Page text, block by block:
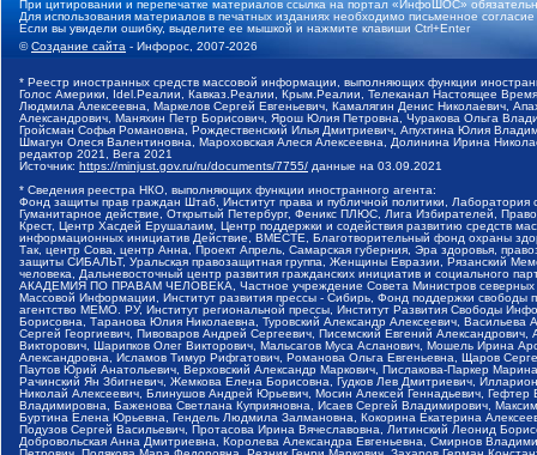
При цитировании и перепечатке материалов ссылка на портал «ИнфоШОС»
Для использования материалов в печатных изданиях необходимо письменное
Если вы увидели ошибку, выделите ее мышкой и нажмите клавиши Ctrl+Enter
©Создание сайта - Инфорос, 2007-2026
* Реестр иностранных средств массовой информации, выполняющих функции
Голос Америки, Idel.Реалии, Кавказ.Реалии, Крым.Реалии, Телеканал Настоящее
Людмила Алексеевна, Маркелов Сергей Евгеньевич, Камалягин Денис Николаевич,
Александрович, Маняхин Петр Борисович, Ярош Юлия Петровна, Чуракова Ольга
Гройсман Софья Романовна, Рождественский Илья Дмитриевич, Апухтина Юлия
Шмагун Олеся Валентиновна, Мароховская Алеся Алексеевна, Долинина Ирина
редактор 2021, Вега 2021
Источник: https://minjust.gov.ru/ru/documents/7755/ данные на 03.09.2021
* Сведения реестра НКО, выполняющих функции иностранного агента:
Фонд защиты прав граждан Штаб, Институт права и публичной политики,
Гуманитарное действие, Открытый Петербург, Феникс ПЛЮС, Лига Избирателей,
Крест, Центр Хасдей Ерушалаим, Центр поддержки и содействия развитию средств
информационных инициатив Действие, ВМЕСТЕ, Благотворительный фонд охраны
Так, центр Сова, центр Анна, Проект Апрель, Самарская губерния, Эра здоровья,
защиты СИБАЛЬТ, Уральская правозащитная группа, Женщины Евразии, Рязанский
человека, Дальневосточный центр развития гражданских инициатив и социального
АКАДЕМИЯ ПО ПРАВАМ ЧЕЛОВЕКА, Частное учреждение Совета Министров северных
Массовой Информации, Институт развития прессы - Сибирь, Фонд поддержки
агентство МЕМО. РУ, Институт региональной прессы, Институт Развития Свободы
Борисовна, Таранова Юлия Николаевна, Туровский Александр Алексеевич,
Сергей Георгиевич, Пивоваров Андрей Сергеевич, Писемский Евгений
Викторович, Шарипков Олег Викторович, Мальсагов Муса Асланович, Мошель Ирина
Александровна, Исламов Тимур Рифгатович, Романова Ольга Евгеньевна, Щаров
Паутов Юрий Анатольевич, Верховский Александр Маркович, Пислакова-Паркер
Рачинский Ян Збигневич, Жемкова Елена Борисовна, Гудков Лев Дмитриевич,
Николай Алексеевич, Блинушов Андрей Юрьевич, Мосин Алексей Геннадьевич,
Владимировна, Баженова Светлана Куприяновна, Исаев Сергей Владимирович,
Буртина Елена Юрьевна, Гендель Людмила Залмановна, Кокорина Екатерина
Подузов Сергей Васильевич, Протасова Ирина Вячеславовна, Литинский Леонид
Добровольская Анна Дмитриевна, Королева Александра Евгеньевна, Смирнов